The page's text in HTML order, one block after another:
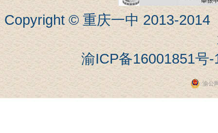
Copyright © 重庆一中 2013-
渝ICP备16001851号-
渝公